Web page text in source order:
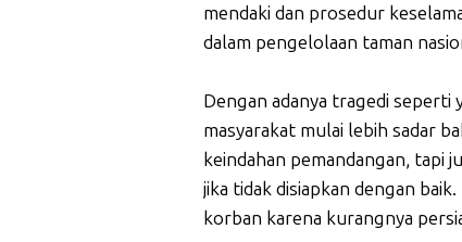
mendaki dan prosedur
dalam pengelolaan taman
Dengan adanya tragedi seperti
masyarakat mulai lebih sadar
keindahan pemandangan, tapi
jika tidak disiapkan dengan
korban karena kurangnya